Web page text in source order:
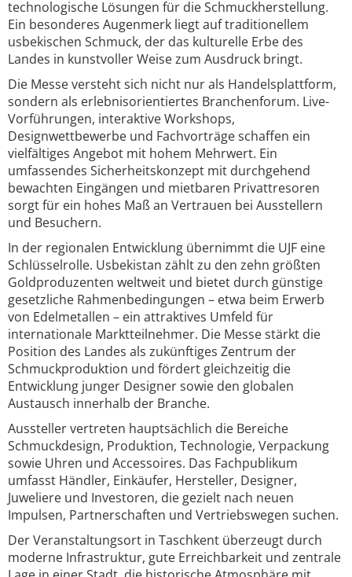
technologische Lösungen für die Schmuckherstellung.
Ein besonderes Augenmerk liegt auf traditionellem
usbekischen Schmuck, der das kulturelle Erbe des
Landes in kunstvoller Weise zum Ausdruck bringt.
Die Messe versteht sich nicht nur als Handelsplattform,
sondern als erlebnisorientiertes Branchenforum. Live-
Vorführungen, interaktive Workshops,
Designwettbewerbe und Fachvorträge schaffen ein
vielfältiges Angebot mit hohem Mehrwert. Ein
umfassendes Sicherheitskonzept mit durchgehend
bewachten Eingängen und mietbaren Privattresoren
sorgt für ein hohes Maß an Vertrauen bei Ausstellern
und Besuchern.
In der regionalen Entwicklung übernimmt die UJF eine
Schlüsselrolle. Usbekistan zählt zu den zehn größten
Goldproduzenten weltweit und bietet durch günstige
gesetzliche Rahmenbedingungen – etwa beim Erwerb
von Edelmetallen – ein attraktives Umfeld für
internationale Marktteilnehmer. Die Messe stärkt die
Position des Landes als zukünftiges Zentrum der
Schmuckproduktion und fördert gleichzeitig die
Entwicklung junger Designer sowie den globalen
Austausch innerhalb der Branche.
Aussteller vertreten hauptsächlich die Bereiche
Schmuckdesign, Produktion, Technologie, Verpackung
sowie Uhren und Accessoires. Das Fachpublikum
umfasst Händler, Einkäufer, Hersteller, Designer,
Juweliere und Investoren, die gezielt nach neuen
Impulsen, Partnerschaften und Vertriebswegen suchen.
Der Veranstaltungsort in Taschkent überzeugt durch
moderne Infrastruktur, gute Erreichbarkeit und zentrale